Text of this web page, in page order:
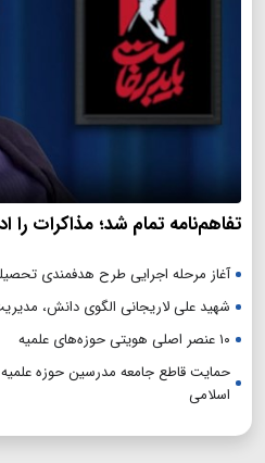
تفاهم‌نامه تمام شد؛ مذاکرات را
آغاز مرحله اجرایی طرح هدفمندی
شهید علی لاریجانی الگوی دانش،
۱۰ عنصر اصلی هویتی حوزه‌های علمیه
حمایت قاطع جامعه مدرسین حوزه علمیه
اسلامی